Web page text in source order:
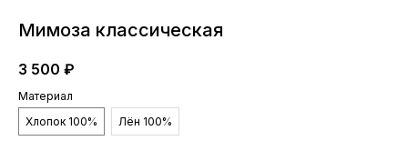
Мимоза классическая
3 500 ₽
Материал
Хлопок 100%
Лён 100%